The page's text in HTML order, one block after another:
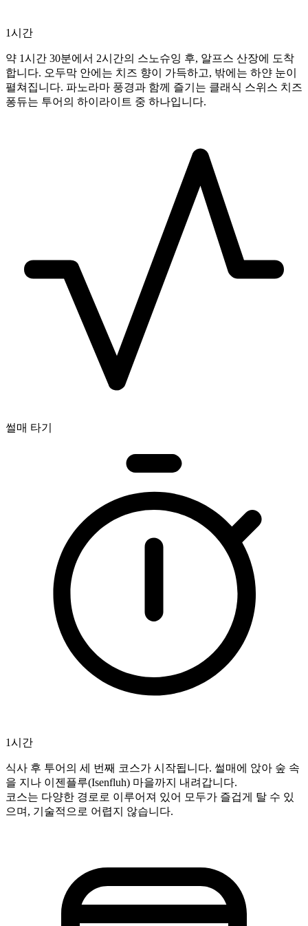
1시간
약 1시간 30분에서 2시간의 스노슈잉 후, 알프스 산장에 도착
합니다. 오두막 안에는 치즈 향이 가득하고, 밖에는 하얀 눈이
펼쳐집니다. 파노라마 풍경과 함께 즐기는 클래식 스위스 치즈
퐁듀는 투어의 하이라이트 중 하나입니다.
썰매 타기
1시간
식사 후 투어의 세 번째 코스가 시작됩니다. 썰매에 앉아 숲 속
을 지나 이젠플루(Isenfluh) 마을까지 내려갑니다.
코스는 다양한 경로로 이루어져 있어 모두가 즐겁게 탈 수 있
으며, 기술적으로 어렵지 않습니다.